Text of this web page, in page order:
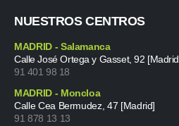
NUESTROS CENTROS
MADRID - Salamanca
Calle José Ortega y Gasset, 92
91 401 98 18
MADRID - Moncloa
Calle Cea Bermudez, 47 [Madrid]
91 878 13 13